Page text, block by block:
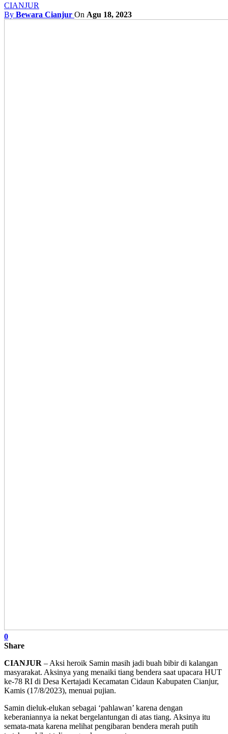
CIANJUR
By Bewara Cianjur On Agu 18, 2023
0
Share
CIANJUR – Aksi heroik Samin masih jadi buah bibir di kalangan
masyarakat. Aksinya yang menaiki tiang bendera saat upacara HUT
ke-78 RI di Desa Kertajadi Kecamatan Cidaun Kabupaten Cianjur,
Kamis (17/8/2023), menuai pujian.
Samin dieluk-elukan sebagai ‘pahlawan’ karena dengan
keberaniannya ia nekat bergelantungan di atas tiang. Aksinya itu
semata-mata karena melihat pengibaran bendera merah putih